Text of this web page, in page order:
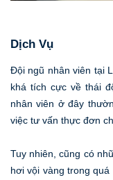
Dịch Vụ
Đội ngũ nhân viên tại
khá tích cực về thái
nhân viên ở đây
việc tư vấn thực đơn
Tuy nhiên, cũng có
hơi vội vàng trong